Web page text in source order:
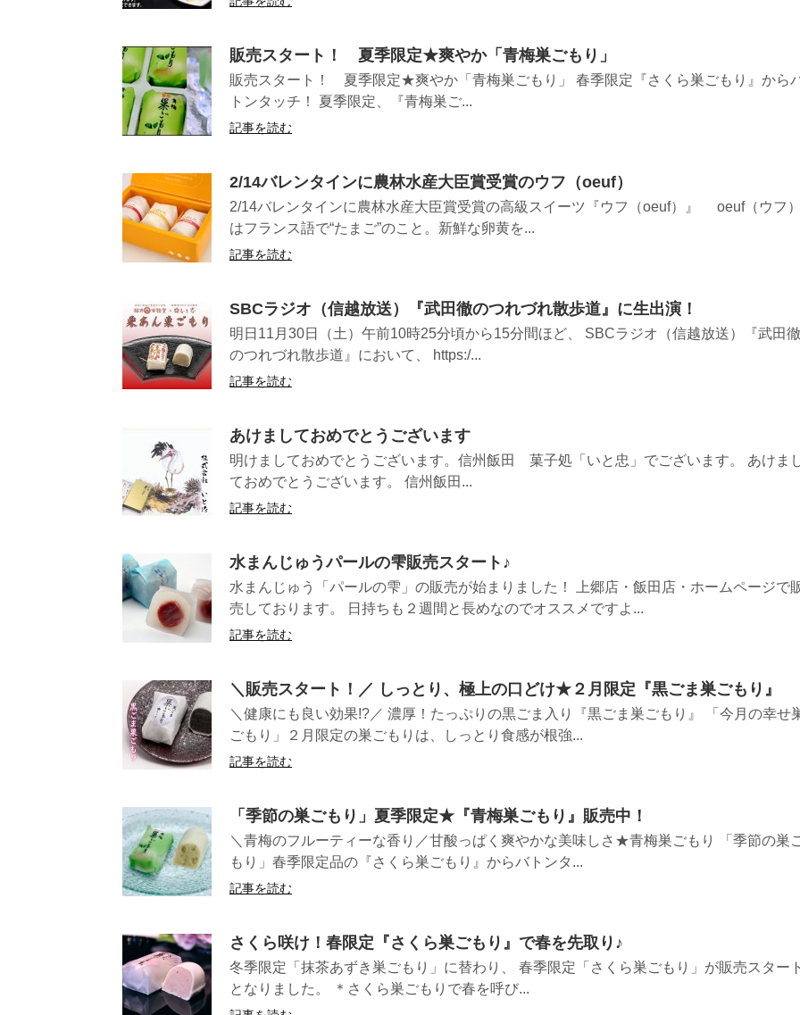
販売スタート！ 夏季限定★爽やか「青梅巣ごもり」
販売スタート！ 夏季限定★爽やか「青梅巣ごもり」 春季限定『さくら巣ごもり』から
トンタッチ！ 夏季限定、『青梅巣ご...
記事を読む
2/14バレンタインに農林水産大臣賞受賞のウフ（oeuf）
2/14バレンタインに農林水産大臣賞受賞の高級スイーツ『ウフ（oeuf）』 oeuf（ウフ）
はフランス語で“たまご”のこと。新鮮な卵黄を...
記事を読む
SBCラジオ（信越放送）『武田徹のつれづれ散歩道』に生出演！
明日11月30日（土）午前10時25分頃から15分間ほど、 SBCラジオ（信越放送）『武田徹
のつれづれ散歩道』において、 https:/...
記事を読む
あけましておめでとうございます
明けましておめでとうございます。信州飯田 菓子処「いと忠」でございます。 あけま
ておめでとうございます。 信州飯田...
記事を読む
水まんじゅうパールの雫販売スタート♪
水まんじゅう「パールの雫」の販売が始まりました！ 上郷店・飯田店・ホームページで
売しております。 日持ちも２週間と長めなのでオススメですよ...
記事を読む
＼販売スタート！／ しっとり、極上の口どけ★２月限定『黒ごま巣ごもり』
＼健康にも良い効果!?／ 濃厚！たっぷりの黒ごま入り『黒ごま巣ごもり』 「今月の幸せ
ごもり」２月限定の巣ごもりは、しっとり食感が根強...
記事を読む
「季節の巣ごもり」夏季限定★『青梅巣ごもり』販売中！
＼青梅のフルーティーな香り／甘酸っぱく爽やかな美味しさ★青梅巣ごもり 「季節の巣
もり」春季限定品の『さくら巣ごもり』からバトンタ...
記事を読む
さくら咲け！春限定『さくら巣ごもり』で春を先取り♪
冬季限定「抹茶あずき巣ごもり」に替わり、 春季限定「さくら巣ごもり」が販売スタート
となりました。 ＊さくら巣ごもりで春を呼び...